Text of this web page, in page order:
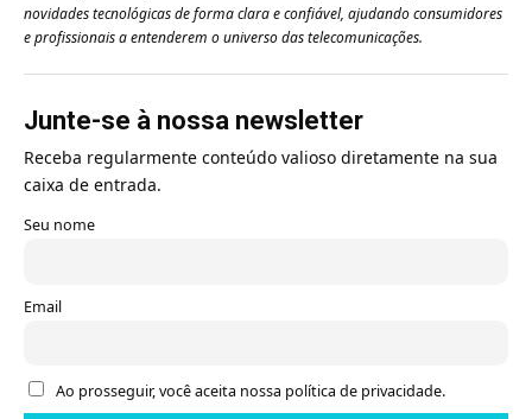
novidades tecnológicas de forma clara e confiável, ajudando consumidores
e profissionais a entenderem o universo das telecomunicações.
Junte-se à nossa newsletter
Receba regularmente conteúdo valioso diretamente na sua
caixa de entrada.
Seu nome
Email
Ao prosseguir, você aceita nossa política de privacidade.